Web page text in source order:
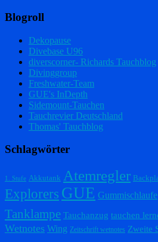
Blogroll
Dekopause
Divebase U96
diverscorner- Richards Tauchblog
Divinggroup
Freshwater-Team
GUE's InDepth
Sidemount-Tauchen
Tauchrevier Deutschland
Thomas' Tauchblog
Schlagwörter
1. Stufe Akkutank Atemregler
Explorers GUE Gummischlaufe
Tanklampe Tauchanzug tauchen
Wetnotes Wing Zeitschrift wetnotes Zweite